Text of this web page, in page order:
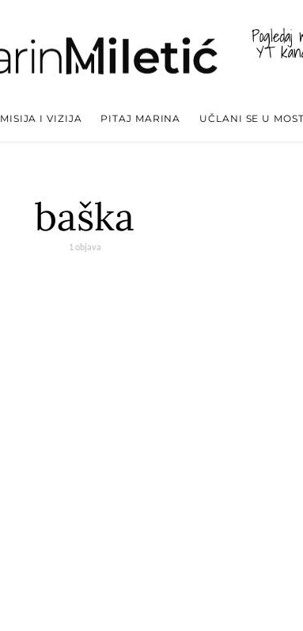
Pogledaj
YT
MISIJA I VIZIJA PITAJ MARINA UČLANI SE U MOST
baška
1 objava